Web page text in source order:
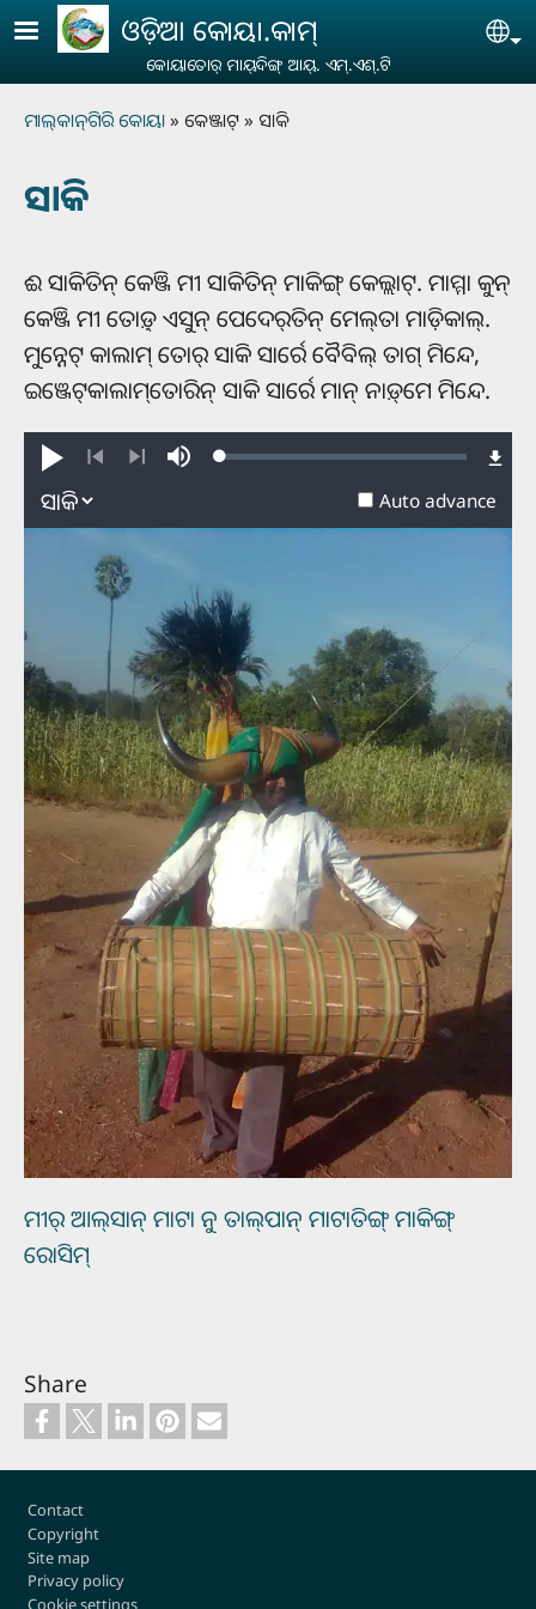
Skip to main content
ଓଡ଼ିଆ କୋୟା.କାମ୍‌
କୋୟାତୋର୍‌ ମାୟ୍‌ଦିଙ୍ଗ୍‌ ଆୟ୍‌. ଏମ୍‌.ଏଶ୍‌.ଟି
Breadcrumb
ମାଲ୍‌କାନ୍‌ଗିରି କୋୟା କେଞ୍ଜାଟ୍‌ ସାକି
ସାକି
ଈ ସାକିତିନ୍ କେଞ୍ଜି ମୀ ସାକିତିନ୍ ମାକିଙ୍ଗ୍‌ କେଲ୍ଲାଟ୍‌. ମାମ୍ମା କୁନ୍
କେଞ୍ଜି ମୀ ତୋ଼ଡ଼୍‌ ଏସୁନ୍ ପେଦେର୍‌ତିନ୍‌ ମେଲ୍‌ତା ମାଡ଼ିକାଲ୍‌.
ମୁନ୍ନେଟ୍‌ କାଲାମ୍‌ ତୋର୍‌ ସାକି ସାର୍ରେ ବୈବିଲ୍‌ ତାଗ୍‌ ମିନ୍ଦେ,
ଇଞ୍ଜେଟ୍‌କାଲାମ୍‌ତୋରିନ୍ ସାକି ସାର୍ରେ ମାନ୍‌ ନାଡ଼୍‌ମେ ମିନ୍ଦେ.
Play MuteLoaded:
Auto advance
ମୀର୍‌ ଆଲ୍‌ସାନ୍‌ ମାଟା ନୁ ତାଲ୍‌ପାନ୍‌ ମାଟାତିଙ୍ଗ୍‌ ମାକିଙ୍ଗ୍‌
ରୋସିମ୍‌
Share
Footer
Contact
Copyright
Site map
Privacy policy
Cookie settings